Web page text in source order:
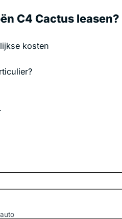
C4 Cactus leasen?
kosten